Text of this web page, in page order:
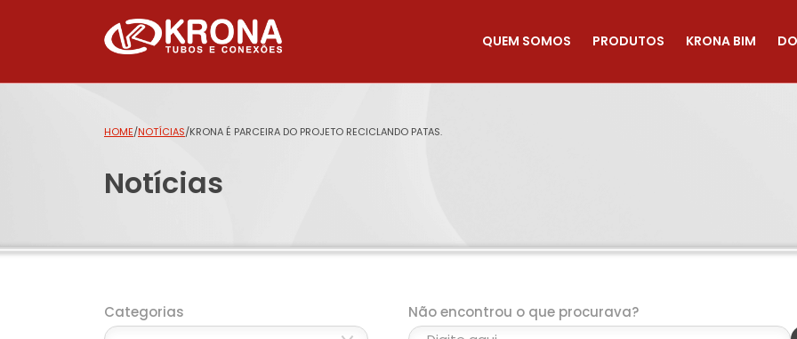
QUEM SOMOS PRODUTOS KRONA BIM
HOME/NOTÍCIAS/KRONA É PARCEIRA DO PROJETO RECICLANDO PATAS.
Notícias
Categorias Não encontrou o que procurava?